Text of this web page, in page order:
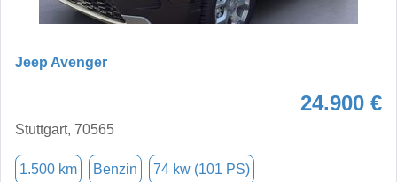
Jeep Avenger
24.900 €
Stuttgart, 70565
1.500 km Benzin 74 kw (101 PS)